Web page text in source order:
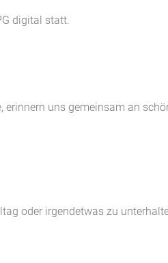
digital statt.
uns gemeinsam an
oder irgendetwas zu